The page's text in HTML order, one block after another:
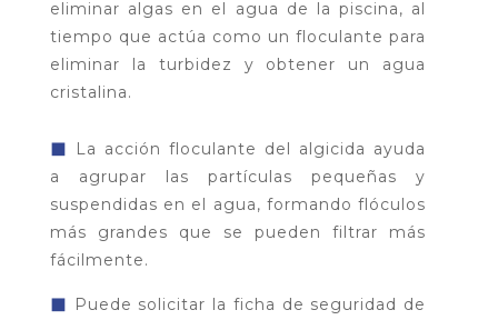
eliminar algas en el agua de la piscina, al
tiempo que actúa como un floculante para
eliminar la turbidez y obtener un agua
cristalina.
◼
La acción floculante del algicida ayuda
a agrupar las partículas pequeñas y
suspendidas en el agua, formando flóculos
más grandes que se pueden filtrar más
fácilmente.
◼ Puede solicitar la ficha de seguridad de